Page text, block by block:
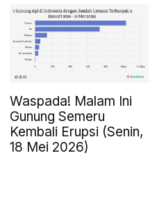
Waspada! Malam Ini
Gunung Semeru
Kembali Erupsi (Senin,
18 Mei 2026)